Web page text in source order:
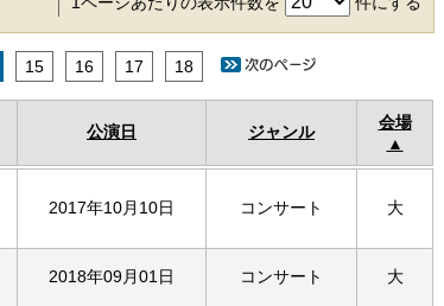
15 16 17 18
公演日 ジャンル 会場
2017年10月10日 コンサート 大
2018年09月01日 コンサート 大